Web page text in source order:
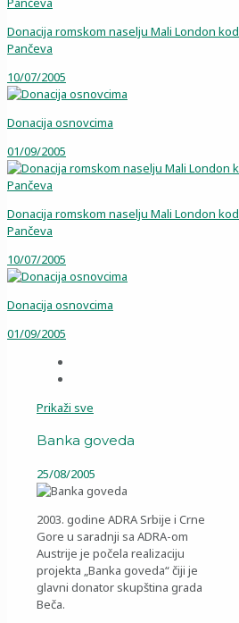
Donacija romskom naselju Mali London kod
Pančeva
10/07/2005
Donacija osnovcima
01/09/2005
Donacija romskom naselju Mali London kod
Pančeva
10/07/2005
Donacija osnovcima
01/09/2005
Prikaži sve
Banka goveda
25/08/2005
2003. godine ADRA Srbije i Crne
Gore u saradnji sa ADRA-om
Austrije je počela realizaciju
projekta „Banka goveda“ čiji je
glavni donator skupština grada
Beča.